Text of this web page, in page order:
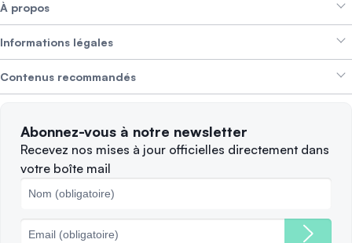
Crypto Bundles
Gagner des revenus
Alpha Deals
Aide et support
Brand kit
À propos
À propos de SwissBorg
Offres d’emploi NOUS RECRUTONS
Informations légales
Politique de confidentialité
Plaintes
Politique des cookies
Contenus recommandés
Quand vendre ?
Principales blockchains
Abonnez-vous à notre newsletter
Recevez nos mises à jour officielles directement dans
votre boîte mail